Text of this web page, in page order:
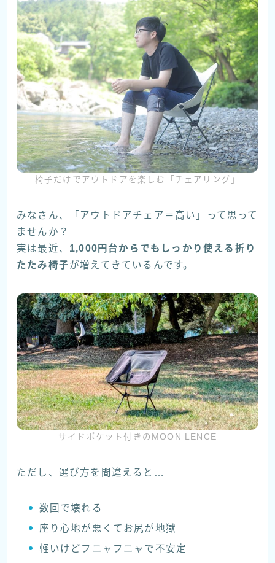
椅子だけでアウトドアを楽しむ「チェアリング」
みなさん、「アウトドアチェア＝高い」って思って
ませんか？
実は最近、 1,000円台からでもしっかり使える折り
たたみ椅子が増えてきているんです。
サイドポケット付きのMOON LENCE
ただし、選び方を間違えると…
数回で壊れる
座り心地が悪くてお尻が地獄
軽いけどフニャフニャで不安定